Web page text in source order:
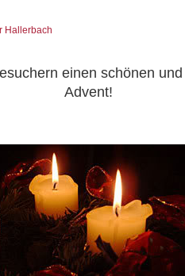
Hallerbach
einen schönen
Advent!